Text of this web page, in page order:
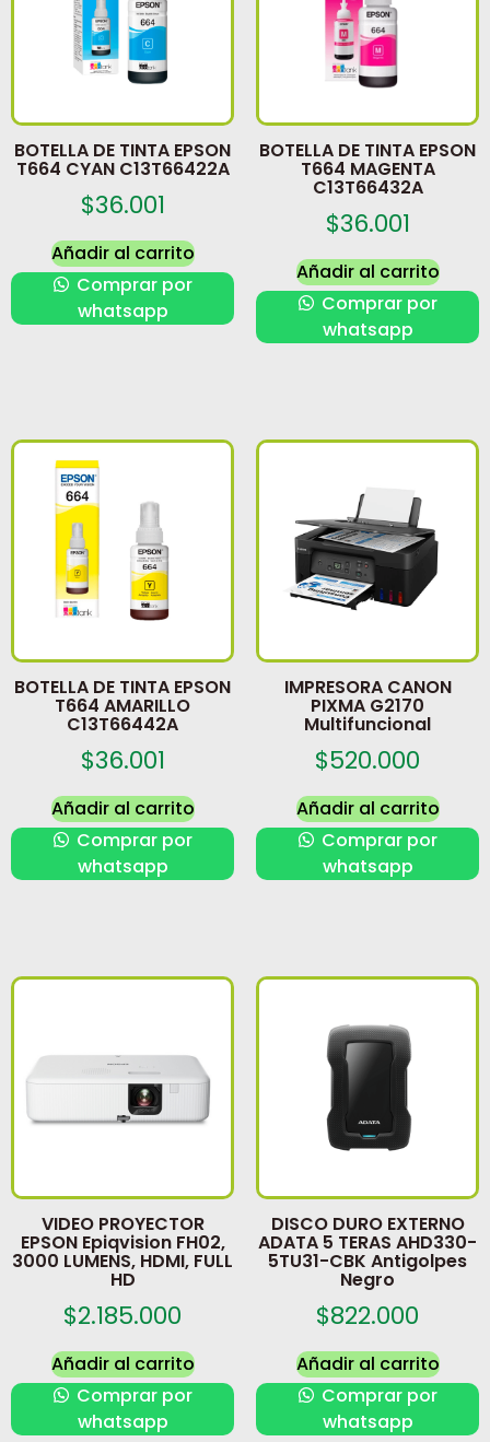
BOTELLA DE TINTA EPSON
T664 CYAN C13T66422A
$36.001
Añadir al carrito
Comprar por
whatsapp
BOTELLA DE TINTA EPSON
T664 MAGENTA
C13T66432A
$36.001
Añadir al carrito
Comprar por
whatsapp
BOTELLA DE TINTA EPSON
T664 AMARILLO
C13T66442A
$36.001
Añadir al carrito
Comprar por
whatsapp
IMPRESORA CANON
PIXMA G2170
Multifuncional
$520.000
Añadir al carrito
Comprar por
whatsapp
VIDEO PROYECTOR
EPSON Epiqvision FH02,
3000 LUMENS, HDMI, FULL
HD
$2.185.000
Añadir al carrito
Comprar por
whatsapp
DISCO DURO EXTERNO
ADATA 5 TERAS AHD330-
5TU31-CBK Antigolpes
Negro
$822.000
Añadir al carrito
Comprar por
whatsapp